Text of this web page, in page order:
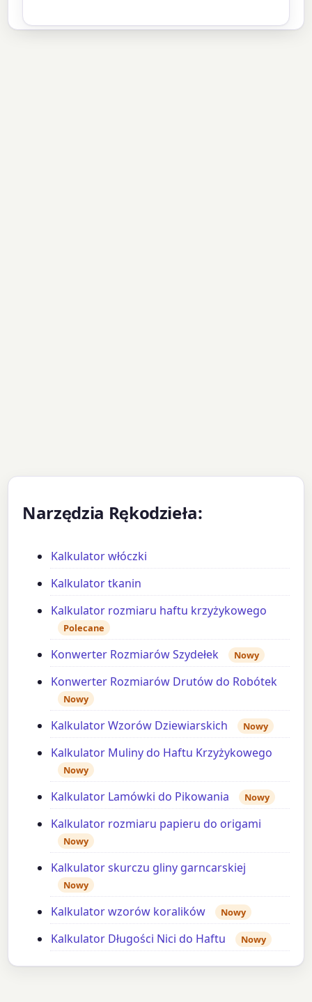
Narzędzia Rękodzieła:
Kalkulator włóczki
Kalkulator tkanin
Kalkulator rozmiaru haftu krzyżykowego
Polecane
Konwerter Rozmiarów Szydełek Nowy
Konwerter Rozmiarów Drutów do Robótek
Nowy
Kalkulator Wzorów Dziewiarskich Nowy
Kalkulator Muliny do Haftu Krzyżykowego
Nowy
Kalkulator Lamówki do Pikowania Nowy
Kalkulator rozmiaru papieru do origami
Nowy
Kalkulator skurczu gliny garncarskiej
Nowy
Kalkulator wzorów koralików Nowy
Kalkulator Długości Nici do Haftu Nowy